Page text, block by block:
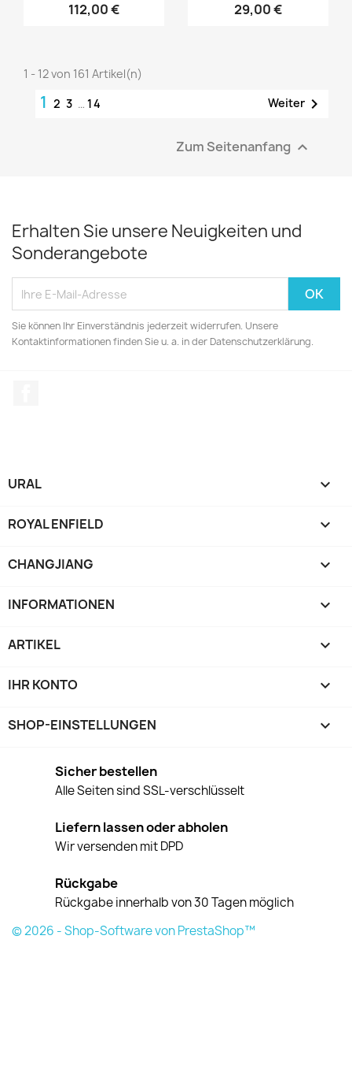
112,00 € 29,00 €
1 - 12 von 161 Artikel(n)
1 2 3 … 14 Weiter 
Zum Seitenanfang 
Erhalten Sie unsere Neuigkeiten und
Sonderangebote
Sie können Ihr Einverständnis jederzeit widerrufen. Unsere
Kontaktinformationen finden Sie u. a. in der Datenschutzerklärung.
URAL 
ROYAL ENFIELD 
CHANGJIANG 
INFORMATIONEN 
ARTIKEL 
IHR KONTO 
SHOP-EINSTELLUNGEN keyboard_arrow_down
Sicher bestellen
Alle Seiten sind SSL-verschlüsselt
Liefern lassen oder abholen
Wir versenden mit DPD
Rückgabe
Rückgabe innerhalb von 30 Tagen möglich
© 2026 - Shop-Software von PrestaShop™